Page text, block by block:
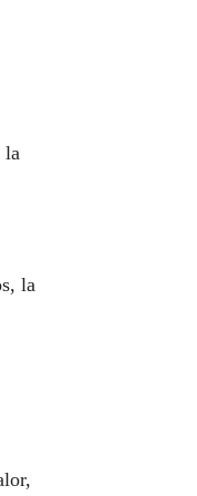
la
la